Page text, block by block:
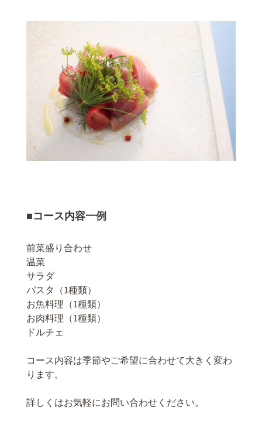
■コース内容一例
前菜盛り合わせ
温菜
サラダ
パスタ（1種類）
お魚料理（1種類）
お肉料理（1種類）
ドルチェ
コース内容は季節やご希望に合わせて大きく変わ
ります。
詳しくはお気軽にお問い合わせください。